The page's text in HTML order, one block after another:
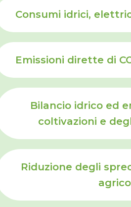
Consumi idrici,
Emissioni dirette di
Bilancio idrico ed
coltivazioni e
Riduzione degli